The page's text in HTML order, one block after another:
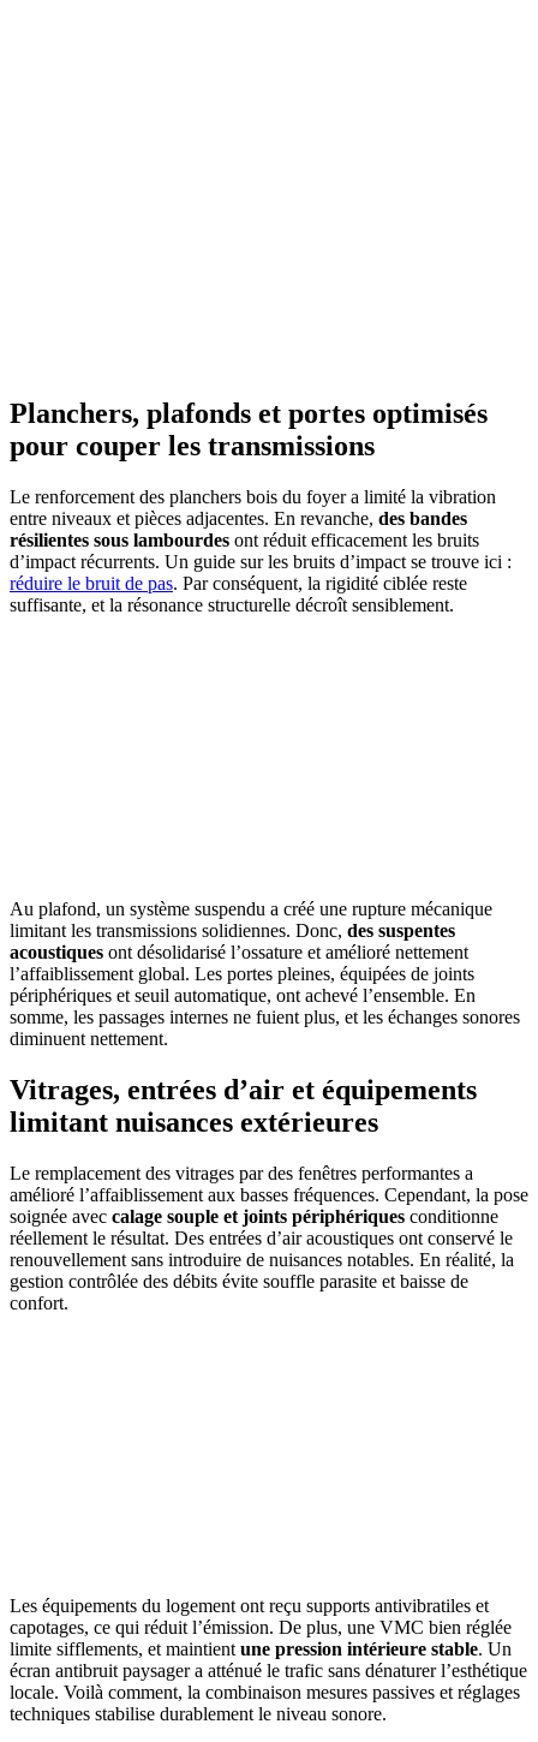
Planchers, plafonds et portes optimisés
pour couper les transmissions
Le renforcement des planchers bois du foyer a limité la vibration
entre niveaux et pièces adjacentes. En revanche, des bandes
résilientes sous lambourdes ont réduit efficacement les bruits
d’impact récurrents. Un guide sur les bruits d’impact se trouve ici :
réduire le bruit de pas. Par conséquent, la rigidité ciblée reste
suffisante, et la résonance structurelle décroît sensiblement.
Au plafond, un système suspendu a créé une rupture mécanique
limitant les transmissions solidiennes. Donc, des suspentes
acoustiques ont désolidarisé l’ossature et amélioré nettement
l’affaiblissement global. Les portes pleines, équipées de joints
périphériques et seuil automatique, ont achevé l’ensemble. En
somme, les passages internes ne fuient plus, et les échanges sonores
diminuent nettement.
Vitrages, entrées d’air et équipements
limitant nuisances extérieures
Le remplacement des vitrages par des fenêtres performantes a
amélioré l’affaiblissement aux basses fréquences. Cependant, la pose
soignée avec calage souple et joints périphériques conditionne
réellement le résultat. Des entrées d’air acoustiques ont conservé le
renouvellement sans introduire de nuisances notables. En réalité, la
gestion contrôlée des débits évite souffle parasite et baisse de
confort.
Les équipements du logement ont reçu supports antivibratiles et
capotages, ce qui réduit l’émission. De plus, une VMC bien réglée
limite sifflements, et maintientune pression intérieure stable. Un
écran antibruit paysager a atténué le trafic sans dénaturer l’esthétique
locale. Voilà comment, la combinaison mesures passives et réglages
techniques stabilise durablement le niveau sonore.